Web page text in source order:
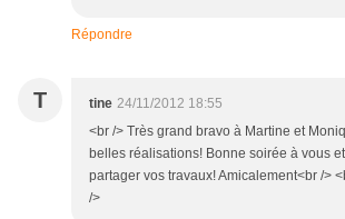
Répondre
T tine 24/11/2012 18:55
<br /> Très grand bravo à Martine et
belles réalisations! Bonne soirée à vous
partager vos travaux! Amicalement<br />
/>